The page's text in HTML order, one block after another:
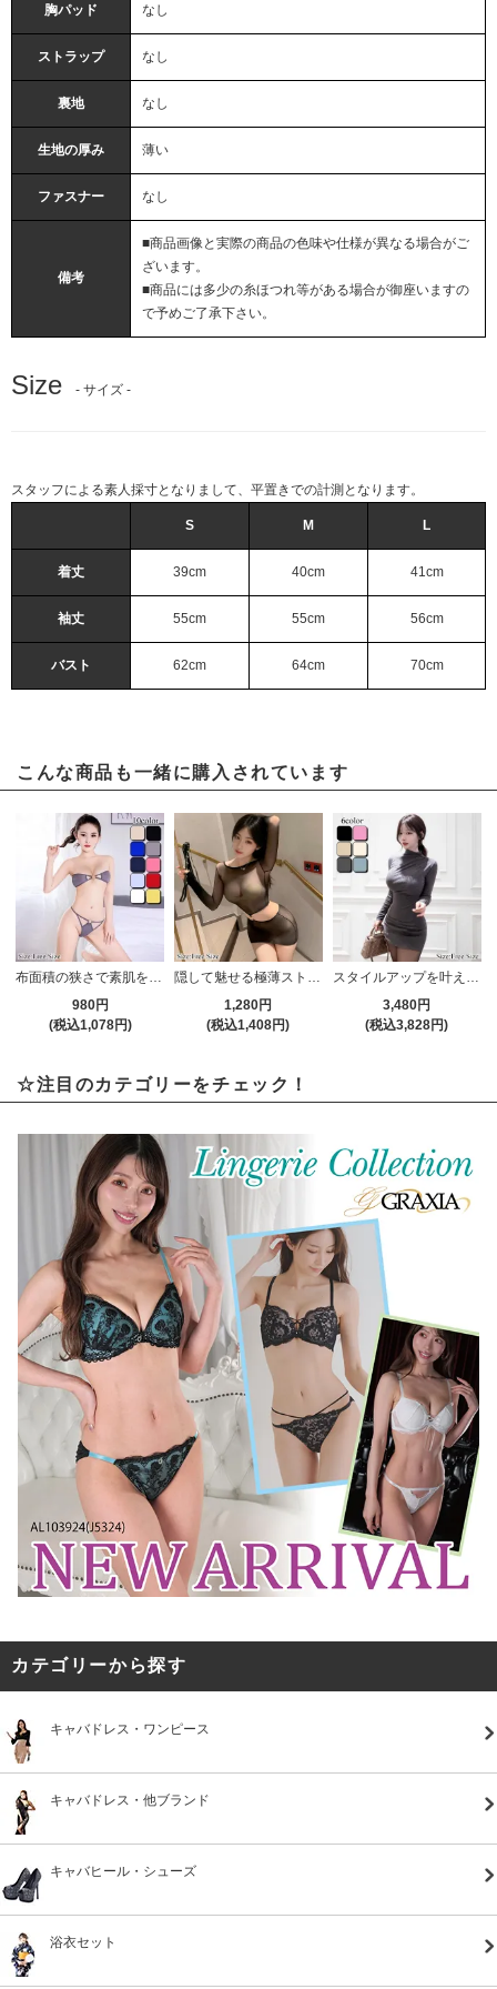
胸パッド なし
ストラップ なし
裏地 なし
生地の厚み 薄い
ファスナー なし
備考
■商品画像と実際の商品の色味や仕様が異なる場合がご
ざいます。
■商品には多少の糸ほつれ等がある場合が御座いますの
で予めご了承下さい。
Size - サイズ -
スタッフによる素人採寸となりまして、平置きでの計測となります。
S M L
着丈 39cm 40cm 41cm
袖丈 55cm 55cm 56cm
バスト 62cm 64cm 70cm
こんな商品も一緒に購入されています
布面積の狭さで素肌を露出させ色気を抑えきれないブラ・ショーツセット(BRA・SHORTS SET)
980円
(税込1,078円)
隠して魅せる極薄ストッキング生地がボディラインを鮮明に暴くメタルリングミニワンピベビードール(BABYDOLL)
1,280円
(税込1,408円)
スタイルアップを叶える曲線美シルエット長袖モックネックタイトミニワンピース(キャバドレス・CABARETDRESS)
3,480円
(税込3,828円)
☆注目のカテゴリーをチェック！
カテゴリーから探す
キャバドレス・ワンピース
キャバドレス・他ブランド
キャバヒール・シューズ
浴衣セット